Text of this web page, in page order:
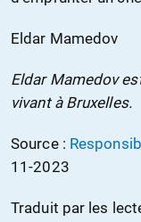
Eldar Mamedov
Eldar Mamedov
vivant à Bruxelles.
Source :
11-2023
Traduit par les